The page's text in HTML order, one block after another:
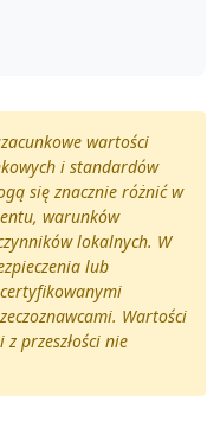
wartości
i standardów
się znacznie różnić w
warunków
lokalnych. W
lub
Wartości
przeszłości nie